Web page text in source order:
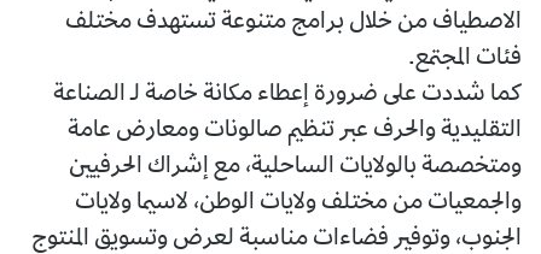
الاصطياف من خلال برامج متنوعة تستهدف مختلف
فئات المجتمع.
كما شددت على ضرورة إعطاء مكانة خاصة لـ الصناعة
التقليدية والحرف عبر تنظيم صالونات ومعارض عامة
ومتخصصة بالولايات الساحلية، مع إشراك الحرفيين
والجمعيات من مختلف ولايات الوطن، لاسيما ولايات
الجنوب، وتوفير فضاءات مناسبة لعرض وتسويق المنتوج